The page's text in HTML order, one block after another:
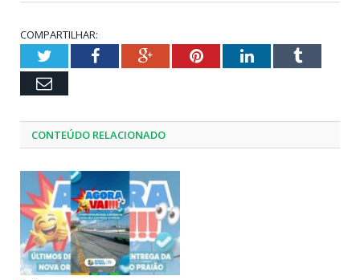
COMPARTILHAR:
TwitterFacebookGoogle+PinterestLinkedInTumblr
Email
CONTEÚDO RELACIONADO